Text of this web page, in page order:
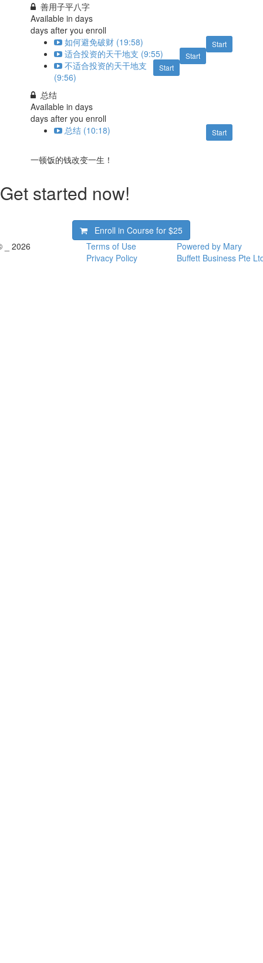
善用子平八字
Available indays
days after you enroll
Start
如何避免破财 (19:58)
Start
适合投资的天干地支 (9:55)
Start
不适合投资的天干地支
(9:56)
总结
Available indays
days after you enroll
Start
总结 (10:18)
一顿饭的钱改变一生！
Get started now!
Enroll in Course for$25
_ 2026
Terms of Use
Privacy Policy
Powered by Mary
Buffett Business Pte